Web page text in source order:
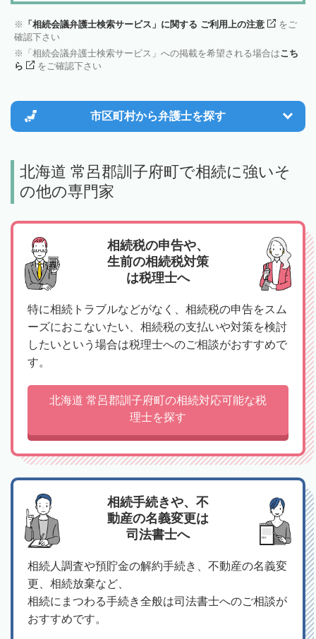
「相続会議弁護士検索サービス」に関する ご利用上の注意
をご
確認下さい
「相続会議弁護士検索サービス」への掲載を希望される場合はこち
ら
をご確認下さい
市区町村から弁護士を探す
北海道 常呂郡訓子府町で相続に強いそ
の他の専門家
相続税の申告や、
生前の相続税対策
は税理士へ
特に相続トラブルなどがなく、相続税の申告をスム
ーズにおこないたい、相続税の支払いや対策を検討
したいという場合は税理士へのご相談がおすすめで
す。
北海道 常呂郡訓子府町の相続対応可能な税
理士を探す
相続手続きや、不
動産の名義変更は
司法書士へ
相続人調査や預貯金の解約手続き、不動産の名義変
更、相続放棄など、
相続にまつわる手続き全般は司法書士へのご相談が
おすすめです。